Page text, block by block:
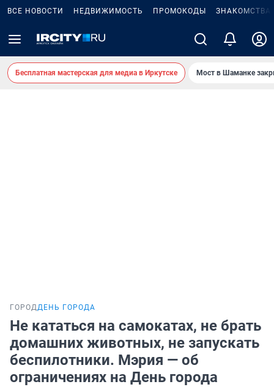
ВСЕ НОВОСТИ НЕДВИЖИМОСТЬ ПРОМОКОДЫ ЗНАКОМСТВА
Бесплатная мастерская для медиа в Иркутске Мост в Шаманке
ГОРОДДЕНЬ ГОРОДА
Не кататься на самокатах, не брать
домашних животных, не запускать
беспилотники. Мэрия — об
ограничениях на День города